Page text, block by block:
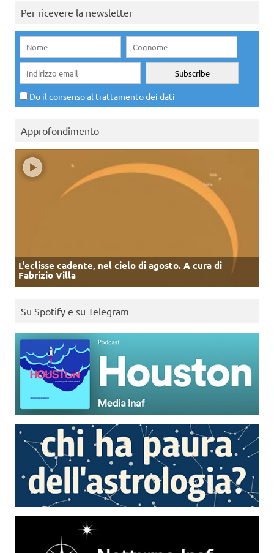
Per ricevere la newsletter
Do il consenso al trattamento dei dati
Approfondimento
L’eclisse cadente, nel cielo di agosto. A cura di
Fabrizio Villa
Su Spotify e su Telegram